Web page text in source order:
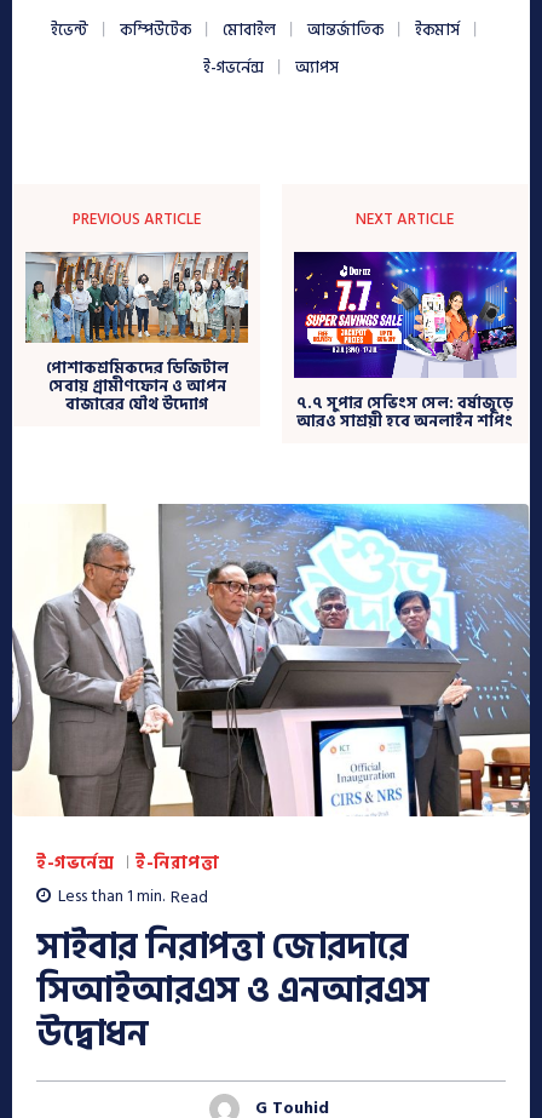
ইভেন্ট কম্পিউটেক মোবাইল আন্তর্জাতিক
ইকমার্স
ই-গভর্নেন্স
অ্যাপস
PREVIOUS ARTICLE
পোশাকশ্রমিকদের ডিজিটাল
সেবায় গ্রামীণফোন ও আপন
বাজারের যৌথ উদ্যোগ
NEXT ARTICLE
৭.৭ সুপার সেভিংস সেল: বর্ষাজুড়ে
আরও সাশ্রয়ী হবে অনলাইন শপিং